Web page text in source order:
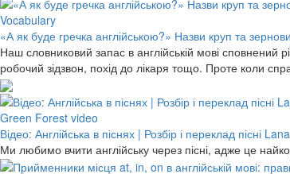
Vocabulary
«А як буде гречка англійською?» Назви круп та
Наш словниковий запас в англійській мові сповнений
робочий зідзвон, похід до лікаря тощо. Проте коли
Green Forest video
Відео: Англійська в піснях | Розбір і переклад пісні
Ми любимо вчити англійську через пісні, адже це